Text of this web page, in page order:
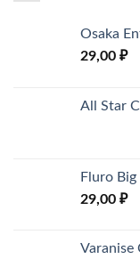
Osaka
29,00 ₽
All Star
Fluro
29,00 ₽
Varanise